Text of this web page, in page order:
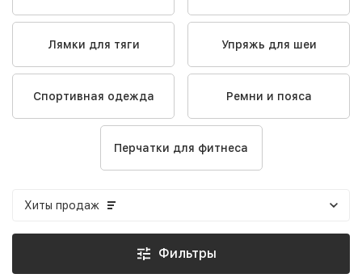
Лямки для тяги Упряжь для шеи
Спортивная одежда Ремни и пояса
Перчатки для фитнеса
Хиты продаж
Фильтры